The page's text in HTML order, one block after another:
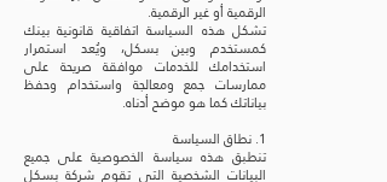
الرقمية أو غير الرقمية.
تشكل هذه السياسة اتفاقية قانونية بينك
كمستخدم وبين بسكل، ويُعد استمرار
استخدامك للخدمات موافقة صريحة على
ممارسات جمع ومعالجة واستخدام وحفظ
بياناتك كما هو موضح أدناه.
1. نطاق السياسة
تنطبق هذه سياسة الخصوصية على جميع
البيانات الشخصية التي تقوم شركة بسكل